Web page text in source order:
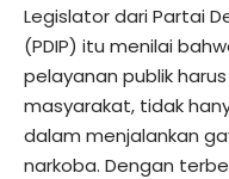
Legislator dari Partai
(PDIP) itu menilai
pelayanan publik
masyarakat, tidak
dalam menjalankan
narkoba. Dengan